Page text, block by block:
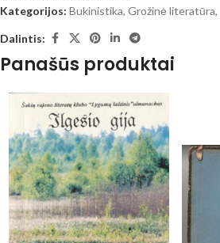
Kategorijos: Bukinistika, Grožinė literatūra,
Dalintis:
Panašūs produktai